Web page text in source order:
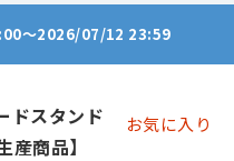
～2026/07/12 23:59
スタンド
商品】
お気に入り